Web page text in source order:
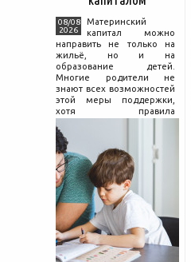
08/08
2026
Материнский
капитал можно
направить не только на
жильё, но и на
образование детей.
Многие родители не
знают всех возможностей
этой меры поддержки,
хотя правила
учёбу довольно понятны,
если разобраться в них
заранее и подготовить